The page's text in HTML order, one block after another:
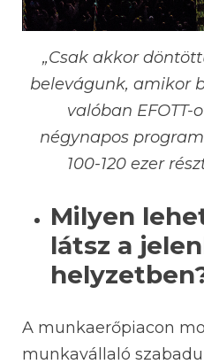
„Csak akkor
belevágunk, amikor
valóban
négynapos
100-120 ezer
Milyen
látsz a
A munkaerőpiacon
munkavállaló